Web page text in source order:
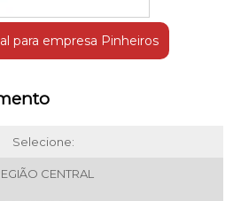
para empresa Pinheiros
Selecione:
CENTRAL